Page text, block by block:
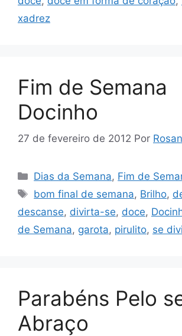
xadrez
Fim de Semana
Docinho
27 de fevereiro de 2012 Por
Categorias
Dias da Semana, Fim de
Tags
bom final de semana, Brilho,
descanse, divirta-se, doce,
de Semana, garota, pirulito, se
Parabéns Pelo
Abraço